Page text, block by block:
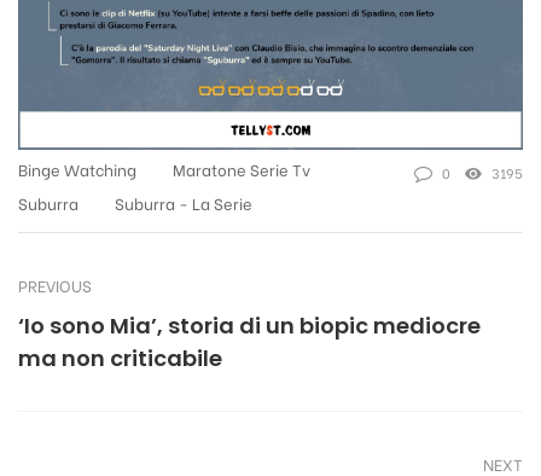
Binge Watching
Maratone Serie Tv
Suburra
Suburra - La Serie
0 3195
PREVIOUS
‘Io sono Mia’, storia di un biopic mediocre
ma non criticabile
NEXT